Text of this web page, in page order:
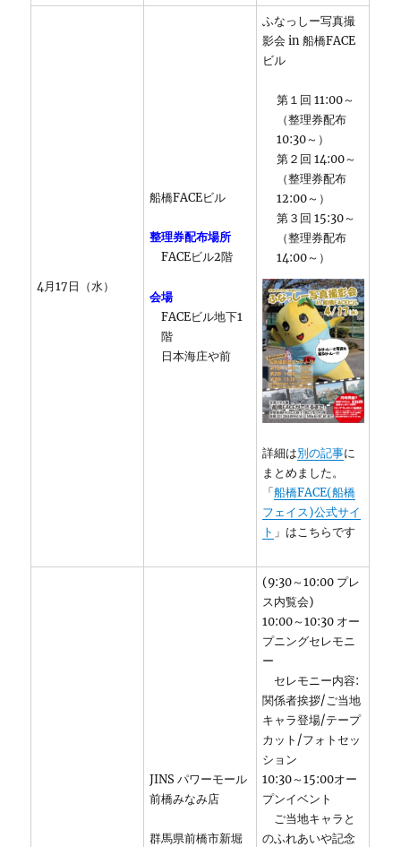
4月17日（水）
船橋FACEビル
整理券配布場所
FACEビル2階
会場
FACEビル地下1
階
日本海庄や前
ふなっしー写真撮
影会 in 船橋FACE
ビル
第１回 11:00～
（整理券配布
10:30～）
第２回 14:00～
（整理券配布
12:00～）
第３回 15:30～
（整理券配布
14:00～）
詳細は別の記事に
まとめました。
「船橋FACE(船橋
フェイス)公式サイ
ト 」はこちらです
JINS パワーモール
前橋みなみ店
群馬県前橋市新堀
(9:30～10:00 プレ
ス内覧会)
10:00～10:30 オー
プニングセレモニ
ー
セレモニー内容:
関係者挨拶/ご当地
キャラ登場/テープ
カット/フォトセッ
ション
10:30～15:00オー
プンイベント
ご当地キャラと
のふれあいや記念